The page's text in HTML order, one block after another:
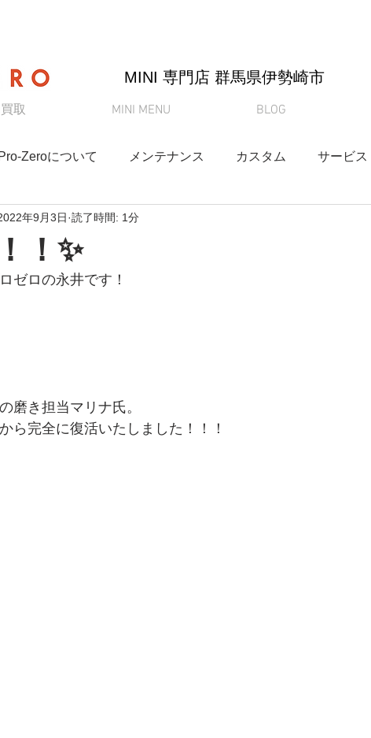
MINI 専門店 ​群馬県伊勢崎市
取 MINI MENU BLOG
Pro-Zeroについて メンテナンス カスタム サービス
奈緒さんブログ
YouTube Q&A
！✨
年9月3日 読了時間: 1分
ゼロの永井です！
磨き担当マリナ氏。
ら完全に復活いたしました！！！